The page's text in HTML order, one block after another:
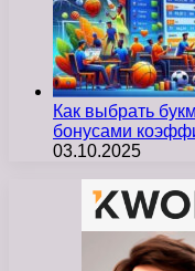
Как выбрать
бонусами
03.10.2025